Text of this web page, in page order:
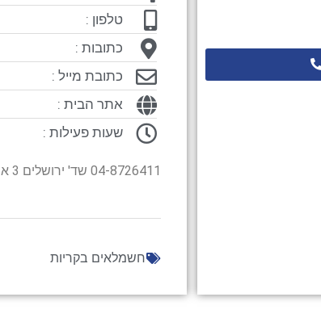
טלפון :
כתובות :
כתובת מייל :
אתר הבית :
שעות פעילות :
04-8726411 שד' ירושלים 3 א קרית ביאליק
חשמלאים בקריות